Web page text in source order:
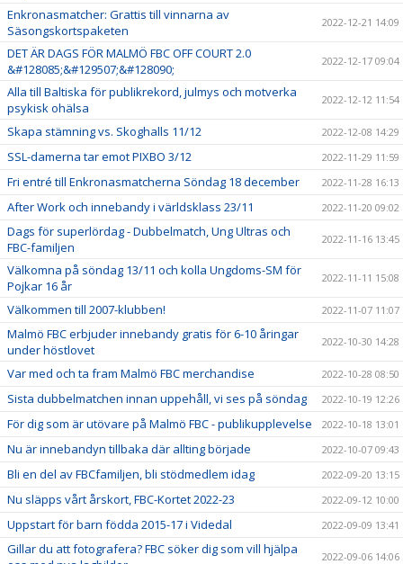
Enkronasmatcher: Grattis till vinnarna av
Säsongskortspaketen
2022-12-21 14:09
DET ÄR DAGS FÖR MALMÖ FBC OFF COURT 2.0
&#128085;&#129507;&#128090;
2022-12-17 09:04
Alla till Baltiska för publikrekord, julmys och motverka
psykisk ohälsa
2022-12-12 11:54
Skapa stämning vs. Skoghalls 11/12 2022-12-08 14:29
SSL-damerna tar emot PIXBO 3/12 2022-11-29 11:59
Fri entré till Enkronasmatcherna Söndag 18 december 2022-11-28 16:13
After Work och innebandy i världsklass 23/11 2022-11-20 09:02
Dags för superlördag - Dubbelmatch, Ung Ultras och
FBC-familjen
2022-11-16 13:45
Välkomna på söndag 13/11 och kolla Ungdoms-SM för
Pojkar 16 år
2022-11-11 15:08
Välkommen till 2007-klubben! 2022-11-07 11:07
Malmö FBC erbjuder innebandy gratis för 6-10 åringar
under höstlovet
2022-10-30 14:28
Var med och ta fram Malmö FBC merchandise 2022-10-28 08:50
Sista dubbelmatchen innan uppehåll, vi ses på söndag 2022-10-19 12:26
För dig som är utövare på Malmö FBC - publikupplevelse 2022-10-18 13:01
Nu är innebandyn tillbaka där allting började 2022-10-07 09:43
Bli en del av FBCfamiljen, bli stödmedlem idag 2022-09-20 13:15
Nu släpps vårt årskort, FBC-Kortet 2022-23 2022-09-12 10:00
Uppstart för barn födda 2015-17 i Videdal 2022-09-09 13:41
Gillar du att fotografera? FBC söker dig som vill hjälpa
2022-09-06 14:06